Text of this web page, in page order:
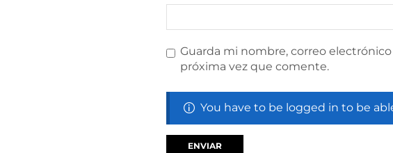
Guarda mi nombre, correo
próxima vez que comente.
You have to be logged in to be